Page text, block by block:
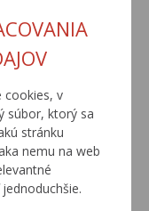
cookies, v
súbor, ktorý sa
stránku
nemu na web